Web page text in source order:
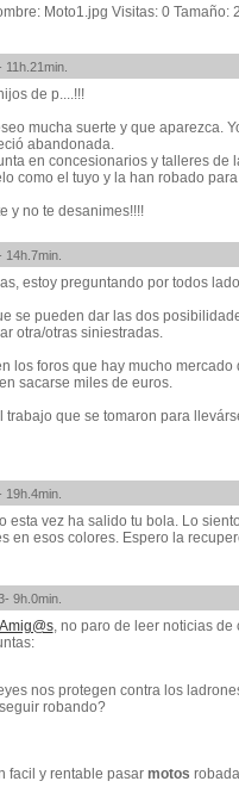
11h.21min.
de p....!!!
mucha suerte y que aparezca.
abandonada.
en concesionarios y talleres de
como el tuyo y la han robado
y no te desanimes!!!!
14h.7min.
estoy preguntando por todos
se pueden dar las dos
otra/otras siniestradas.
los foros que hay mucho
sacarse miles de euros.
trabajo que se tomaron para
19h.4min.
esta vez ha salido tu bola. Lo
en esos colores. Espero la
9h.0min.
Amig@s, no paro de leer noticias de
nos protegen contra los
robando?
facil y rentable pasar motos